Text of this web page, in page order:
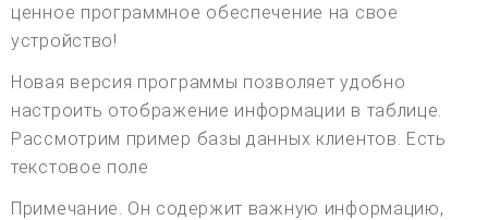
ценное программное обеспечение на свое
устройство!
Новая версия программы позволяет удобно
настроить отображение информации в таблице.
Рассмотрим пример базы данных клиентов. Есть
текстовое поле
Примечание. Он содержит важную информацию,